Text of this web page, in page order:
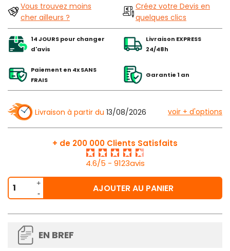
Vous trouvez moins
cher ailleurs ?
Créez votre Devis en
quelques clics
14 JOURS pour changer
d'avis
Livraison EXPRESS
24/48h
Paiement en 4x SANS
FRAIS
Garantie 1 an
Livraison à partir du 13/08/2026 voir + d'options
+ de 200 000 Clients Satisfaits
4.6/5 - 9123avis
AJOUTER AU PANIER
EN BREF